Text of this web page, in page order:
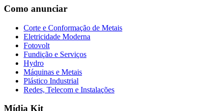
Como anunciar
Corte e Conformação de Metais
Eletricidade Moderna
Fotovolt
Fundição e Serviços
Hydro
Máquinas e Metais
Plástico Industrial
Redes, Telecom e Instalações
Mídia Kit